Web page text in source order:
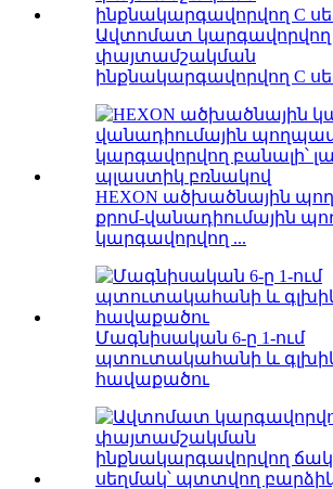
Ավտոմատ կարգավորվող
փայտամշակման
ինքնակարգավորվող C
HEXON ածխածնային
քրոմ-վանադիումային
կարգավորվող ...
Մագնիսական 6-ը 1-ում
պտուտակահանի և
հավաքածու